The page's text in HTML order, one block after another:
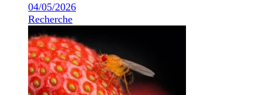
04/05/2026
Recherche